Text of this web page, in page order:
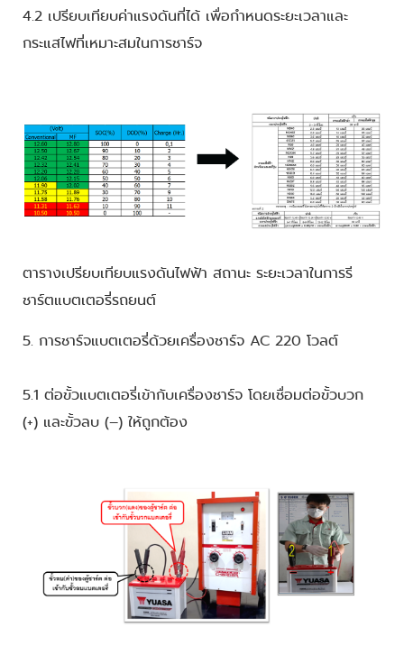
4.2 เปรียบเทียบค่าแรงดันที่ได้ เพื่อกำหนดระยะเวลาและ
กระแสไฟที่เหมาะสมในการชาร์จ
ตารางเปรียบเทียบแรงดันไฟฟ้า สถานะ ระยะเวลาในการรี
ชาร์ตแบตเตอรี่รถยนต์
5. การชาร์จแบตเตอรี่ด้วยเครื่องชาร์จ AC 220 โวลต์
5.1 ต่อขั้วแบตเตอรี่เข้ากับเครื่องชาร์จ โดยเชื่อมต่อขั้วบวก
(+) และขั้วลบ (–) ให้ถูกต้อง